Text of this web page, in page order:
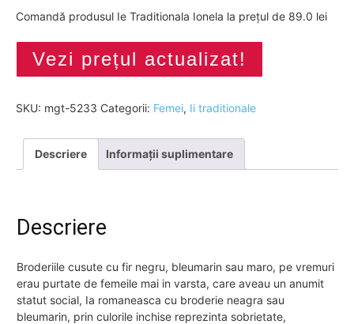
Comandă produsul Ie Traditionala Ionela la prețul de 89.0 lei
Vezi prețul actualizat!
SKU: mgt-5233 Categorii: Femei, Ii traditionale
Descriere Informații suplimentare
Descriere
Broderiile cusute cu fir negru, bleumarin sau maro, pe vremuri
erau purtate de femeile mai in varsta, care aveau un anumit
statut social, Ia romaneasca cu broderie neagra sau
bleumarin, prin culorile inchise reprezinta sobrietate,